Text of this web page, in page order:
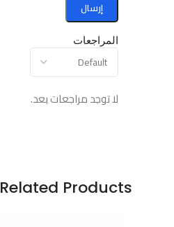
المراجعات
لا توجد مراجعات بعد.
Related Products